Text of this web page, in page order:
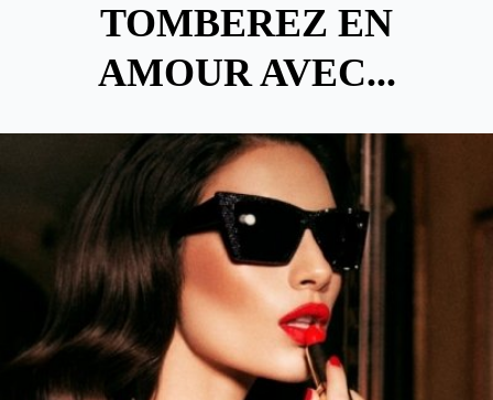
TOMBEREZ EN
AMOUR AVEC...